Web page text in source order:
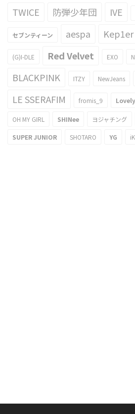
TWICE 防弾少年団 IVE
セブンティーン aespa Kep1er
(G)I-DLE Red Velvet EXO
BLACKPINK ITZY NewJeans
LE SSERAFIM fromis_9
OH MY GIRL SHINee ヨジャチング
SUPER JUNIOR SHOTARO YG